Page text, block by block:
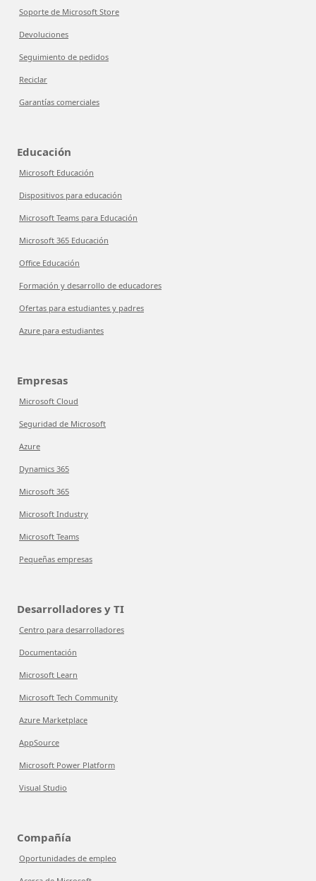
Soporte de Microsoft Store
Devoluciones
Seguimiento de pedidos
Reciclar
Garantías comerciales
Educación
Microsoft Educación
Dispositivos para educación
Microsoft Teams para Educación
Microsoft 365 Educación
Office Educación
Formación y desarrollo de educadores
Ofertas para estudiantes y padres
Azure para estudiantes
Empresas
Microsoft Cloud
Seguridad de Microsoft
Azure
Dynamics 365
Microsoft 365
Microsoft Industry
Microsoft Teams
Pequeñas empresas
Desarrolladores y TI
Centro para desarrolladores
Documentación
Microsoft Learn
Microsoft Tech Community
Azure Marketplace
AppSource
Microsoft Power Platform
Visual Studio
Compañía
Oportunidades de empleo